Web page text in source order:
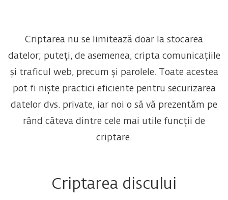
Criptarea nu se limitează doar la stocarea
datelor; puteți, de asemenea, cripta comunicațiile
și traficul web, precum și parolele. Toate acestea
pot fi niște practici eficiente pentru securizarea
datelor dvs. private, iar noi o să vă prezentăm pe
rând câteva dintre cele mai utile funcții de
criptare.
Criptarea discului